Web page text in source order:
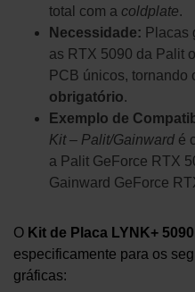
total com a coldplate.
Necessidade: Placas
as RTX 5090 da Palit
PCB únicos, tornando
obrigatório.
Exemplo de
Kit – Palit/Gainward é
a Palit GeForce RTX
Gainward GeForce
O Kit de Placa LYNK+
especificamente para os
gráficas: